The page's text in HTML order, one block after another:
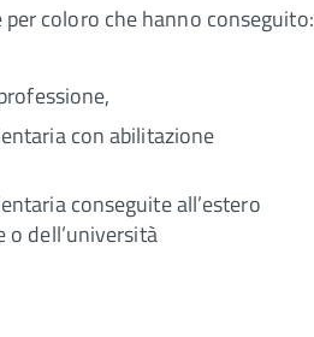
coloro che hanno conseguito:
con abilitazione
conseguite all’estero
dell’università